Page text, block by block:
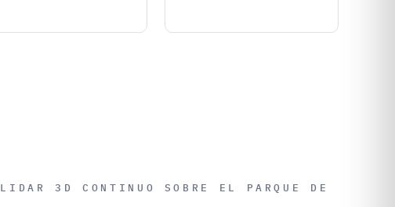
LIDAR 3D CONTINUO SOBRE EL PARQUE DE